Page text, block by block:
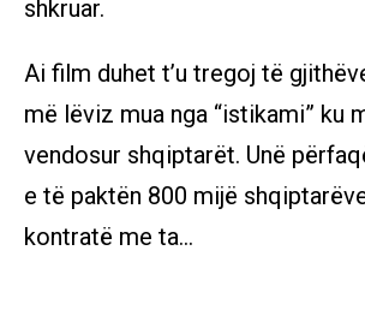
shkruar.
Ai film duhet t’u tregoj të
më lëviz mua nga “istikami” ku
vendosur shqiptarët. Unë
e të paktën 800 mijë
kontratë me ta...